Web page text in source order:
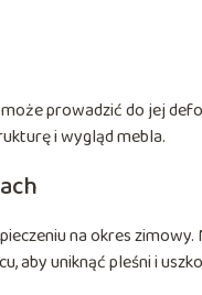
prowadzić do jej
i wygląd mebla.
na okres
aby uniknąć pleśni i